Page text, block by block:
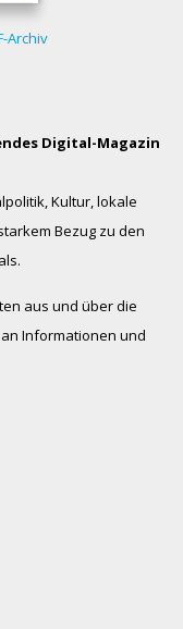
Archiv
Digital-Magazin
Kultur, lokale
Bezug zu den
aus und über die
Informationen und